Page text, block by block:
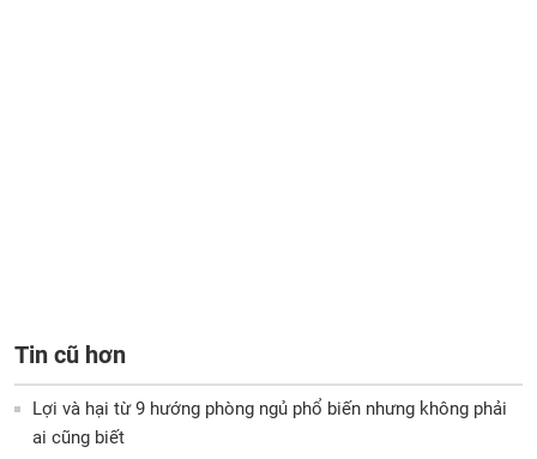
Tin cũ hơn
Lợi và hại từ 9 hướng phòng ngủ phổ biến nhưng không phải
ai cũng biết